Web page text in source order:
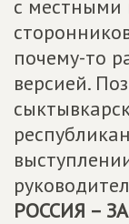
с местными
почему-то
версией.
РОССИЯ –